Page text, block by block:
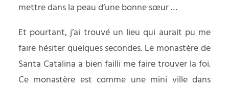
mettre dans la peau d’une bonne sœur …
Et pourtant, j’ai trouvé un lieu qui aurait pu me
faire hésiter quelques secondes. Le monastère de
Santa Catalina a bien failli me faire trouver la foi.
Ce monastère est comme une mini ville dans